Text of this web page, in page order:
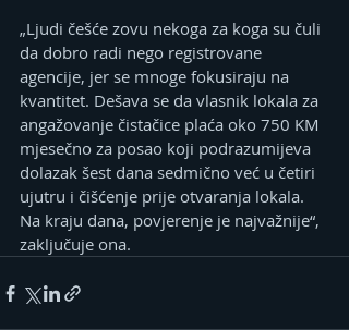
„Ljudi češće zovu nekoga za koga su čuli
da dobro radi nego registrovane
agencije, jer se mnoge fokusiraju na
kvantitet. Dešava se da vlasnik lokala za
angažovanje čistačice plaća oko 750 KM
mjesečno za posao koji podrazumijeva
dolazak šest dana sedmično već u četiri
ujutru i čišćenje prije otvaranja lokala.
Na kraju dana, povjerenje je najvažnije“,
zaključuje ona.